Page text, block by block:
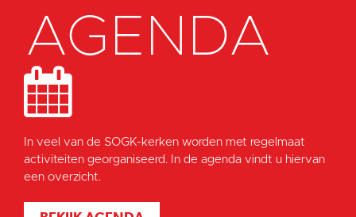
AGENDA
In veel van de SOGK-kerken worden met regelmaat
activiteiten georganiseerd. In de agenda vindt u hiervan
een overzicht.